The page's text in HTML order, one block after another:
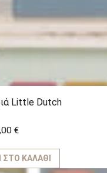
Little Dutch
€
ΚΑΛΆΘΙ